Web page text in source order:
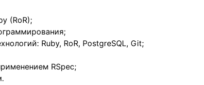
(RoR);
Ruby, RoR, PostgreSQL, Git;
RSpec;